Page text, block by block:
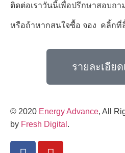
ติดต่อเราวันนี้เพื่อปรึกษาสอบถา
หรือถ้าหากสนใจซื้อ จอง คลิ้กที่
รายละเอีย
© 2020 Energy Advance, All
by Fresh Digital .